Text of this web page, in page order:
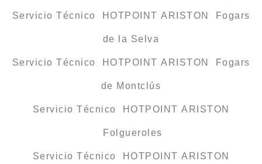
Servicio Técnico HOTPOINT ARISTON Fogars
de la Selva
Servicio Técnico HOTPOINT ARISTON Fogars
de Montclús
Servicio Técnico HOTPOINT ARISTON
Folgueroles
Servicio Técnico HOTPOINT ARISTON